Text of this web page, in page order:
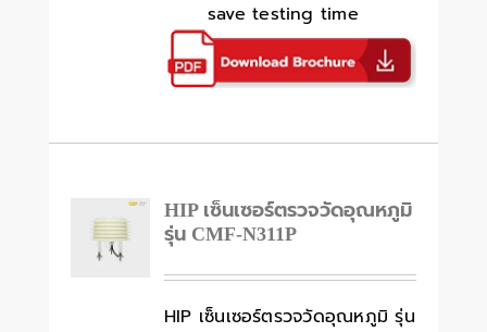
save testing time
HIP เซ็นเซอร์ตรวจวัดอุณหภูมิ
รุ่น CMF-N311P
HIP เซ็นเซอร์ตรวจวัดอุณหภูมิ รุ่น